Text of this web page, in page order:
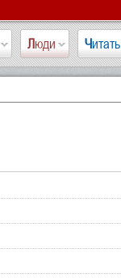
Люди Читать